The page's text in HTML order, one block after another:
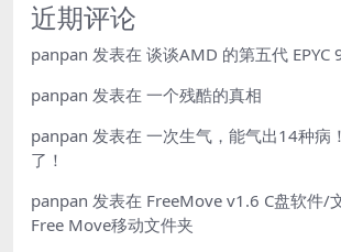
近期评论
panpan 发表在 谈谈AMD 的第五代 EPYC
panpan 发表在 一个残酷的真相
panpan 发表在 一次生气，能气出14种病
了！
panpan 发表在 FreeMove v1.6 C盘软件/
Free Move移动文件夹